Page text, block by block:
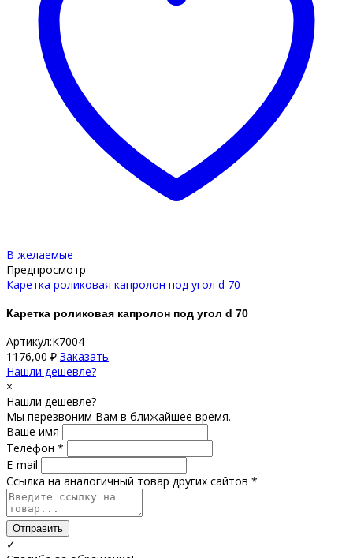
В желаемые
Предпросмотр
Каретка роликовая капролон под угол d 70
Каретка роликовая капролон под угол d 70
Артикул:К7004
1176,00 ₽ Заказать
Нашли дешевле?
×
Нашли дешевле?
Мы перезвоним Вам в ближайшее время.
Ваше имя
Телефон *
E-mail
Ссылка на аналогичный товар других сайтов *
Отправить
✓